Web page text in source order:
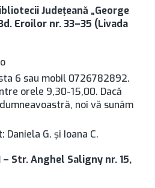
Județeană „George
Eroilor nr. 33–35 (Livada
6 sau mobil 0726782892.
orele 9,30-15,00. Dacă
noi vă sunăm
G. și Ioana C.
– Str. Anghel Saligny nr. 15,